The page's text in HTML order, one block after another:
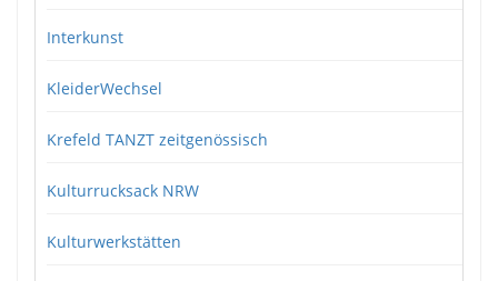
Interkunst
KleiderWechsel
Krefeld TANZT zeitgenössisch
Kulturrucksack NRW
Kulturwerkstätten